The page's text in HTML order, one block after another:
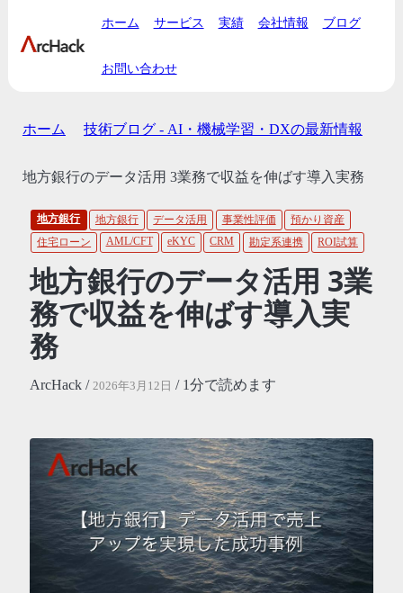
ホーム サービス 実績 会社情報 ブログ
お問い合わせ
ホーム 技術ブログ - AI・機械学習・DXの最新情報
地方銀行のデータ活用 3業務で収益を伸ばす導入実務
地方銀行 地方銀行 データ活用 事業性評価
預かり資産
住宅ローン
AML/CFT eKYC CRM 勘定系連携 ROI試算
地方銀行のデータ活用 3業
務で収益を伸ばす導入実
務
ArcHack / 2026年3月12日 / 1分で読めます